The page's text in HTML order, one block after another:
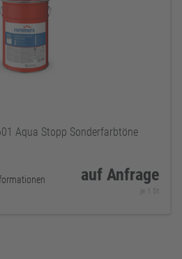
Aqua Stopp Sonderfarbtöne
auf Anfrage
je 1 St